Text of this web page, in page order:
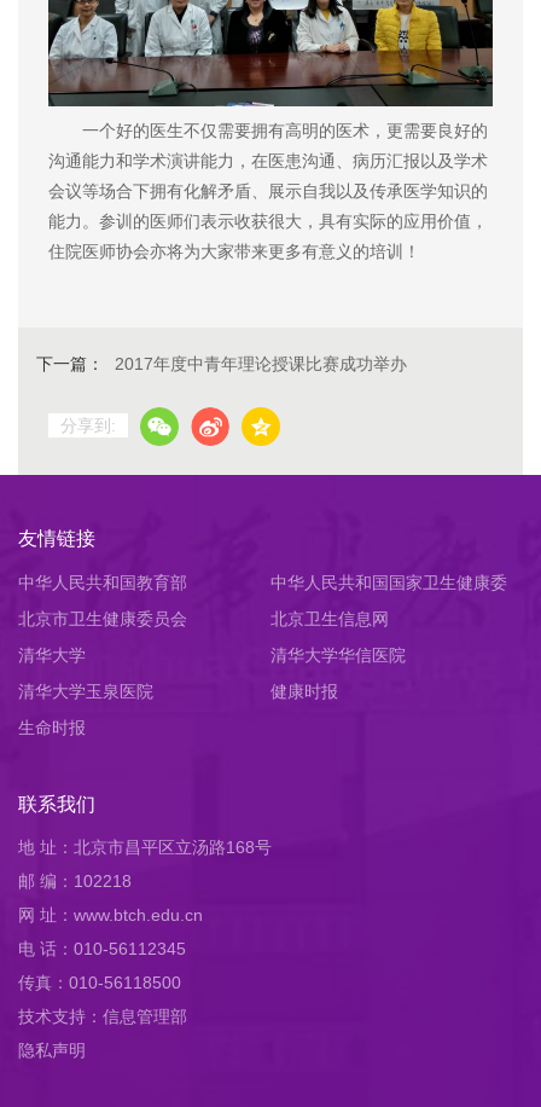
一个好的医生不仅需要拥有高明的医术，更需要良好的
沟通能力和学术演讲能力，在医患沟通、病历汇报以及学术
会议等场合下拥有化解矛盾、展示自我以及传承医学知识的
能力。参训的医师们表示收获很大，具有实际的应用价值，
住院医师协会亦将为大家带来更多有意义的培训！
下一篇： 2017年度中青年理论授课比赛成功举办
分享到:
友情链接
中华人民共和国教育部
中华人民共和国国家卫生健康委
员会
北京市卫生健康委员会
北京卫生信息网
清华大学
清华大学华信医院
清华大学玉泉医院
健康时报
生命时报
联系我们
地 址：北京市昌平区立汤路168号
邮 编：102218
网 址：www.btch.edu.cn
电 话：010-56112345
传真：010-56118500
技术支持：信息管理部
隐私声明